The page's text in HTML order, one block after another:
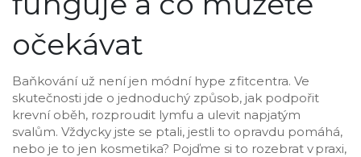
očekávat
Baňkování už není jen módní hype z fitcentra. Ve
skutečnosti jde o jednoduchý způsob, jak podpořit
krevní oběh, rozproudit lymfu a ulevit napjatým
svalům. Vždycky jste se ptali, jestli to opravdu pomáhá,
nebo je to jen kosmetika? Pojďme si to rozebrat v praxi,